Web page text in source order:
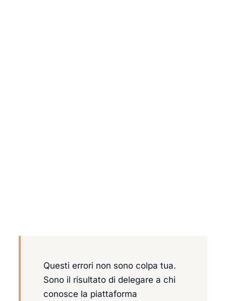
Questi errori non sono colpa tua.
Sono il risultato di delegare a chi
conosce la piattaforma